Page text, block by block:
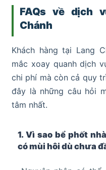
FAQs về dịch
Chánh
Khách hàng tại Lang
mắc xoay quanh dịch
chi phí mà còn cả quy
đây là những câu hỏi
tâm nhất.
1. Vì sao bể phốt
có mùi hôi dù chưa